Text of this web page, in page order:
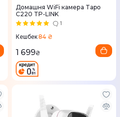
Домашня WiFi камера Tapo
C220 TP-LINK
1
Кешбек84 ₴
1 699₴